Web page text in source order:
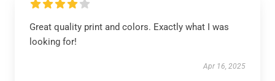
Great quality print and colors. Exactly what I was
looking for!
Apr 16, 2025